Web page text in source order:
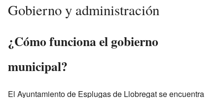
Gobierno y administración
¿Cómo funciona el gobierno
municipal?
El Ayuntamiento de Esplugas de Llobregat se encuentra